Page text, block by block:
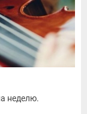
неделю.